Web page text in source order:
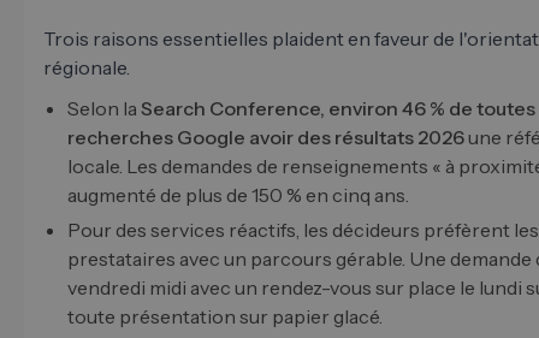
Trois raisons essentielles plaident en faveur de
régionale.
Selon la Search Conference, environ 46 % de toutes
recherches Google avoir des résultats 2026une
locale. Les demandes de renseignements « à
augmenté de plus de 150 % en cinq ans.
Pour des services réactifs, les décideurs préfèrent les
prestataires avec un parcours gérable. Une demande
vendredi midi avec un rendez-vous sur place le lundi
toute présentation sur papier glacé.